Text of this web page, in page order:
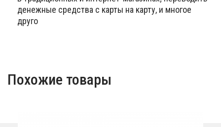
денежные средства с карты на карту, и многое
друго
Похожие товары